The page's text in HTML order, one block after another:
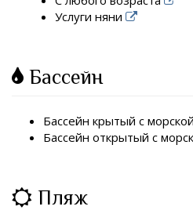
Услуги няни
Бассейн
Бассейн крытый с
Бассейн открытый с
Пляж